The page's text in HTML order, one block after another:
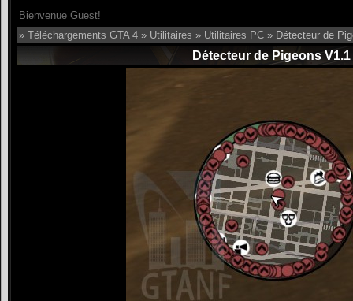
Bienvenue Guest!
» Téléchargements GTA 4 » Utilitaires » Utilitaires PC » Détecteur de
Détecteur de Pigeons V1.1